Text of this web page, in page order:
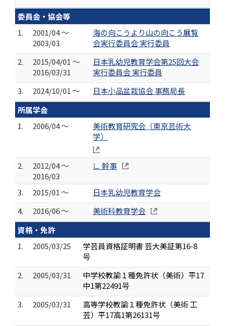
委員会・協会等
1.
2001/04 ～
2003/03
海の向こうより山の向こう展覧
会実行委員会 実行委員
2.
2015/04/01 ～
2016/03/31
日本乳幼児教育学会第25回大会
実行委員会 実行委員
3.
2024/10/01 ～
日本小品盆栽協会 事務局長
所属学会
1.
2006/04 ～
美術教育研究会（東京芸術大
学）
2.
2012/04 ～
2016/03
∟ 幹事
3. 2015/01 ～
日本乳幼児教育学会
4.
2016/06 ～
美術科教育学会
資格・免許
1.
2005/03/25
学芸員資格証明書 芸大美証第16-8
号
2.
2005/03/31
中学校教諭１種免許状（美術）平17
中1第22491号
3.
2005/03/31
高等学校教諭１種免許状（美術 工
芸）平17高1第26131号